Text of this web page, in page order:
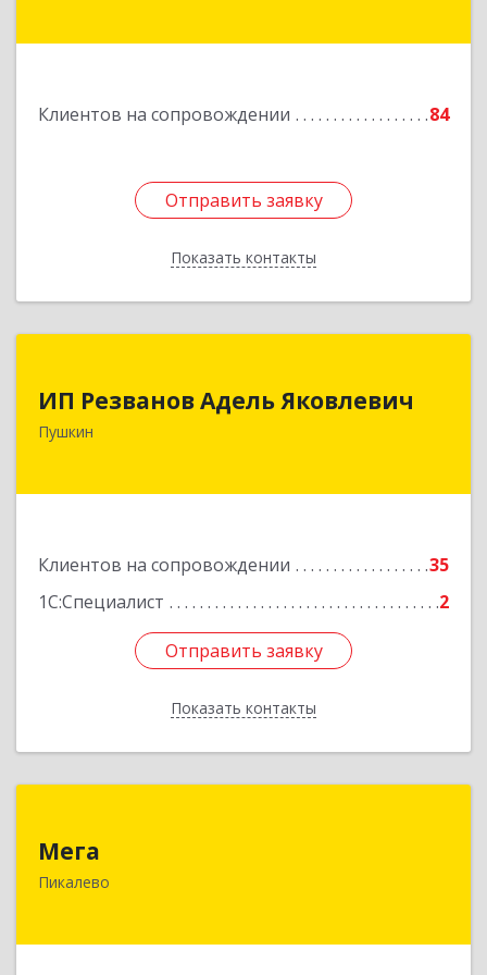
Клиентов на сопровождении 84
Отправить заявку
Показать контакты
Подробнее
Отправить заявку
Назад
ИП Резванов Адель Яковлевич
Пушкин
Клиентов на сопровождении
35
1С:Специалист
2
Отправить заявку
Показать контакты
196602, Санкт-Петербург г, Пушкин г, Красной
Подробнее
Отправить заявку
Назад
Мега
Пикалево
Подробнее